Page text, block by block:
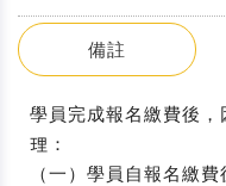
備註
學員完成報名繳費後
理：
（一）學員自報名繳